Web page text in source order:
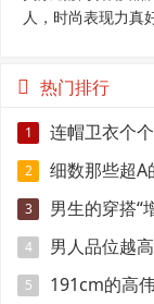
人，时尚表现力真
热门排行
1
连帽卫衣个
示范
2 细数那些超A
3 男生的穿搭“
4 男人品位越
5
191cm的高